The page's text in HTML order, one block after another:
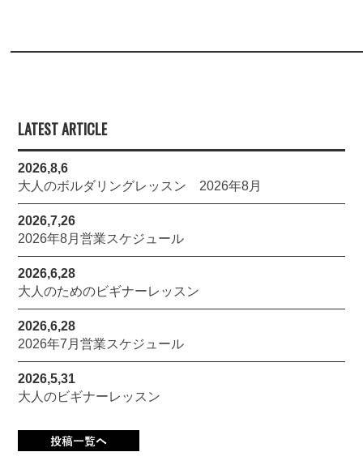
LATEST ARTICLE
2026,8,6
大人のボルダリングレッスン 2026年8月
2026,7,26
2026年8月営業スケジュール
2026,6,28
大人のためのビギナーレッスン
2026,6,28
2026年7月営業スケジュール
2026,5,31
大人のビギナーレッスン